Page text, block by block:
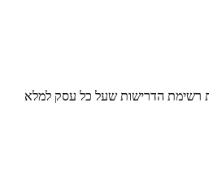
את רשימת הדרישות שעל כל עסק למלא